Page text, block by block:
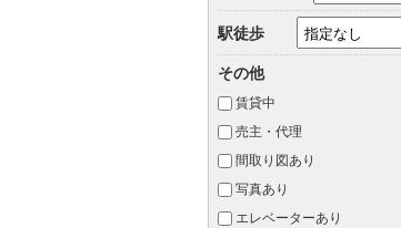
駅徒歩
その他
賃貸中
売主・代理
間取り図あり
写真あり
エレベーターあり